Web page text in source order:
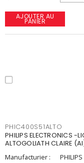
AJOUTER AU
PANIER
PHIC400S51ALTO
PHILIPS ELECTRONICS -
ALTOGOLIATH CLAIRE
Manufacturier :